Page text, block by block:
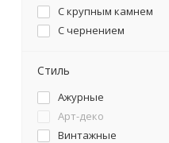
С крупным камнем
С чернением
Составные
Узкие
Широкие
Стиль
Ажурные
Арт-деко
Винтажные